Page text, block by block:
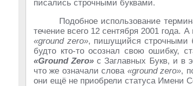
писались строчными буквами.
Подобное использование
течение всего 12 сентября 2001 года.
«ground zero», пишущийся строчными
будто кто-то осознал свою ошибку,
«Ground Zero» с Заглавных Букв, и в
что же означали слова «ground zero»,
они ещё не приобрели статуса Имени